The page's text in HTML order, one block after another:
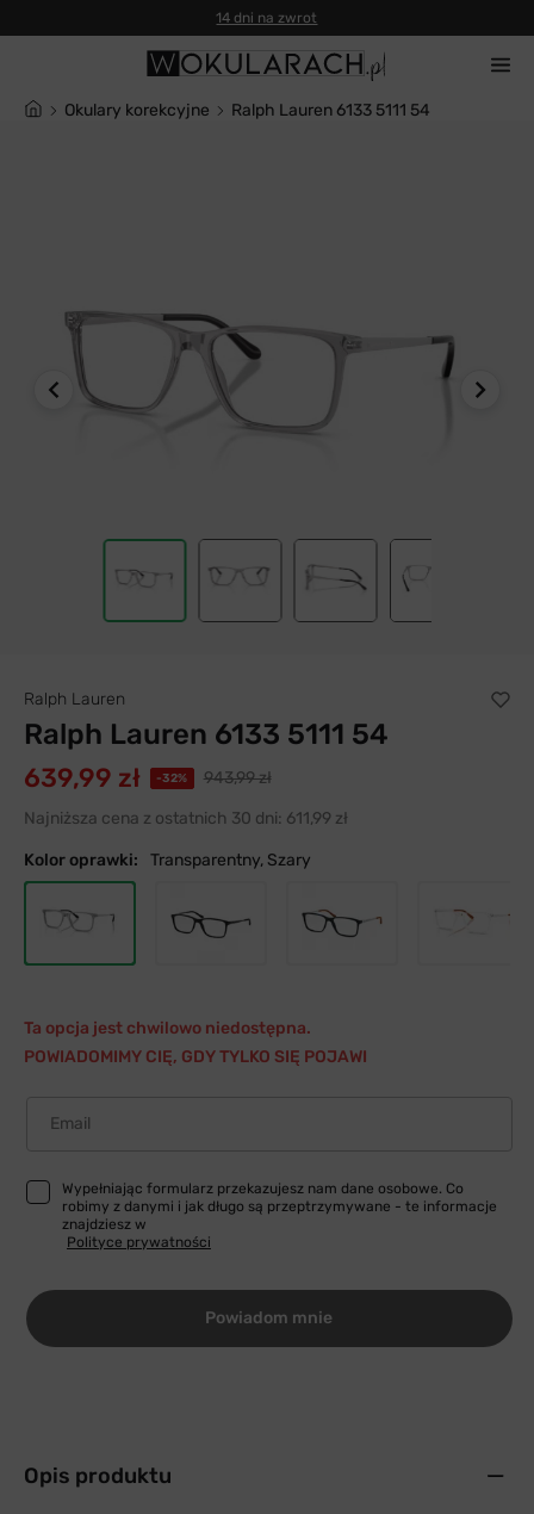
14 dni na zwrot
Okulary korekcyjne Ralph Lauren 6133 5111 54
Ralph Lauren
Ralph Lauren 6133 5111 54
639,99 zł -32%
943,99 zł
Najniższa cena z ostatnich 30 dni: 611,99 zł
Kolor oprawki: Transparentny, Szary
Ta opcja jest chwilowo niedostępna.
POWIADOMIMY CIĘ, GDY TYLKO SIĘ POJAWI
Email
Wypełniając formularz przekazujesz nam dane osobowe. Co
robimy z danymi i jak długo są przeptrzymywane - te informacje
znajdziesz w
Polityce prywatności
Powiadom mnie
Opis produktu